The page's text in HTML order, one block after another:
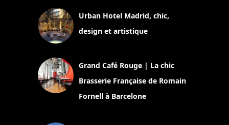
Urban Hotel Madrid, chic,
design et artistique
Grand Café Rouge | La chic
Brasserie Française de Romain
Fornell à Barcelone